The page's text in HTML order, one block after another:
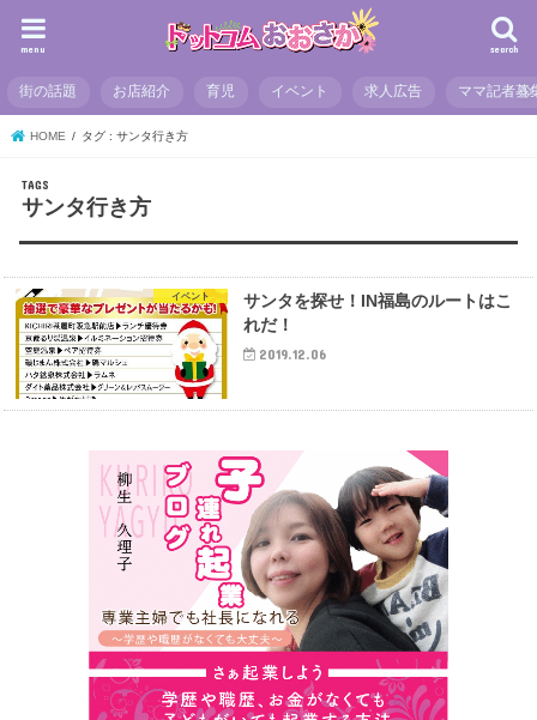
search
menu
街の話題 お店紹介 育児 イベント 求人広告 ママ記者募
HOME タグ : サンタ行き方
サンタ行き方
イベント
サンタを探せ！IN福島のルートはこ
れだ！
2019.12.06